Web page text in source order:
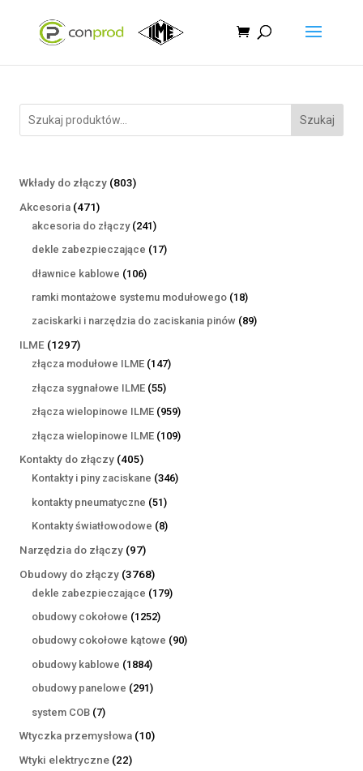
Szukaj
Wkłady do złączy 803803
Akcesoria 471471
produktów
akcesoria do złączy 241241
produktów
dekle zabezpieczające 1717
dławnice kablowe 106106
produktów
ramki montażowe systemu modułowego 1818
produktów
zaciskarki i narzędzia do zaciskania pinów 8989
ILME 12971297
produktów
złącza modułowe ILME 147147
złącza sygnałowe ILME 5555
produktów
złącza wielopinowe ILME 959959
produktów
złącza wielopinowe ILME 109109
Kontakty do złączy 405405
produktów
Kontakty i piny zaciskane 346346
kontakty pneumatyczne 5151
produktów
Kontakty światłowodowe 88
Narzędzia do złączy 9797
produktów
Obudowy do złączy 37683768
produktów
dekle zabezpieczające 179179
obudowy cokołowe 12521252
produkty
obudowy cokołowe kątowe 9090
obudowy kablowe 18841884
produkty
obudowy panelowe 291291
system COB 77
produktów
Wtyczka przemysłowa 1010
Wtyki elektryczne 2222